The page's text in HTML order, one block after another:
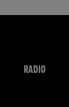
RADIO